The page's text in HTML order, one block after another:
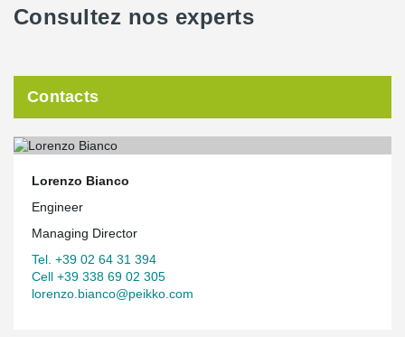
Consultez nos experts
Contacts
Lorenzo Bianco
Engineer
Managing Director
Tel. +39 02 64 31 394
Cell +39 338 69 02 305
lorenzo.bianco@peikko.com